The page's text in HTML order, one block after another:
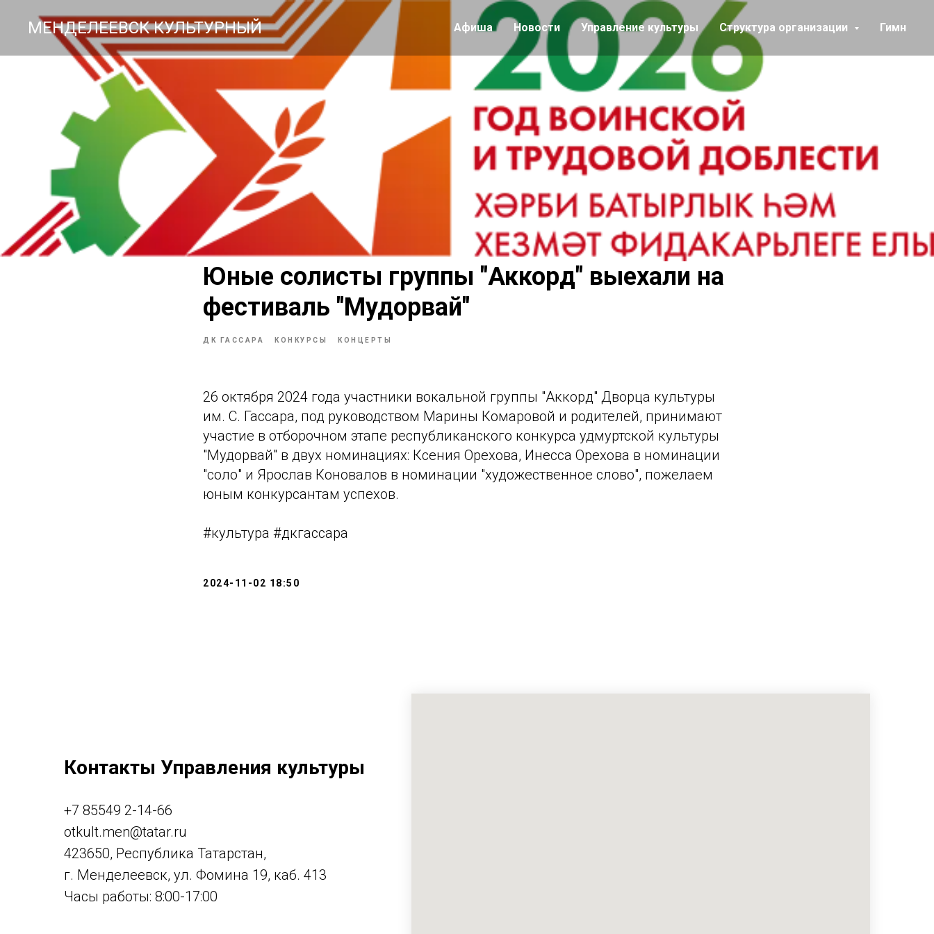
МЕНДЕЛЕЕВСК КУЛЬТУРНЫЙ Афиша Новости Управление культуры Структура организации Гимн
Юные солисты группы "Аккорд" выехали на
фестиваль "Мудорвай"
ДК ГАССАРА КОНКУРСЫ КОНЦЕРТЫ
26 октября 2024 года участники вокальной группы "Аккорд" Дворца культуры
им. С. Гассара, под руководством Марины Комаровой и родителей, принимают
участие в отборочном этапе республиканского конкурса удмуртской культуры
"Мудорвай" в двух номинациях: Ксения Орехова, Инесса Орехова в номинации
"соло" и Ярослав Коновалов в номинации "художественное слово", пожелаем
юным конкурсантам успехов.
#культура #дкгассара
2024-11-02 18:50
Контакты Управления культуры
+7 85549 2-14-66
otkult.men@tatar.ru
423650, Республика Татарстан,
г. Менделеевск, ул. Фомина 19, каб. 413
Часы работы: 8:00-17:00